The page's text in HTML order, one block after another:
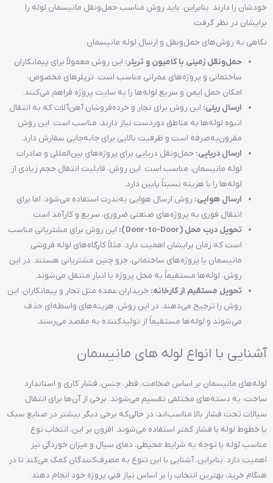
خودشان را دارند. بنابراین، باید روش مناسب حمل‌ونقل مانیسمان لوله را
برایشان در نظر گرفت.
نگاهی به روش‌های حمل‌ونقل و ارسال لوله مانیسمان:
حمل‌ونقل زمینی با کامیون و تریلر: این روش معمولاً برای پیمانکاران
ساختمانی و پروژه‌های عمرانی مناسب است. تریلرهای مخصوص،
امکان حمل ایمن و سریع لوله‌ها را به سایت پروژه فراهم می‌کنند.
ارسال ریلی: این روش برای تجار و خرده‌فروشان آهن‌آلات که به انتقال
انبوه لوله‌ها به مناطق دوردست نیاز دارند، مناسب است. این روش
مقرون‌به‌صرفه است و ظرفیت بالایی برای جابه‌جایی سفارش دارد.
ارسال دریایی: حمل‌ونقل دریایی برای پروژه‌های بین‌المللی و صادرات
لوله مانیسمان، مناسب است. این روش، قابلیت انتقال حجم زیادی از
لوله‌ها را با هزینه نسبتاً پایین دارد.
ارسال هوایی: روش ارسال هوایی به‌ندرت استفاده می‌شود، اما برای
انتقال فوری به پروژه‌های صنعتی ضروری، سریع و کارآمد است.
تحویل درب محل (Door-to-Door):
این روش برای مشتریانی مناسب
است که زمان برایشان اهمیت دارد. مثلاً کارگاه‌های لوله فروشی
مانیسمان یا پروژه‌های ساختمانی، جزو چنین مشتریانی هستند. در این
روش، لوله‌ها مستقیماً به محل پروژه یا انبار منتقل می‌شوند.
تحویل مستقیم از کارخانه: خریداران عمده مثل تجار و پیمانکاران، این
روش را ترجیح می‌دهند. در این روش، هزینه‌های واسطه‌ای حذف
می‌شوند و لوله‌ها مستقیماً از تولیدکننده به مقصد می‌رسند.
آشنایی با انواع لوله های مانیسمان
لوله‌های مانیسمان بر اساس ضخامت، قطر، جنس، فشار کاری و استاندارد
ساخت، به دسته‌های مختلفی تقسیم می‌شوند. برخی از آن‌ها برای انتقال
سیالات تحت فشار بالا مناسب‌اند، در حالی‌که برخی دیگر بیشتر در صنایع سبک
یا خطوط لوله با فشار کمتر استفاده می‌شوند. افزون بر این، انتخاب نوع
مناسب لوله با توجه به شرایط محیطی، دمای سیال و میزان خوردگی نیز
اهمیت دارد. بنابراین، آشنایی با این تنوع به مصرف‌کنندگان کمک می‌کند تا در
هنگام خرید، بهترین انتخاب را بر اساس نیاز فنی پروژه خود انجام دهند.